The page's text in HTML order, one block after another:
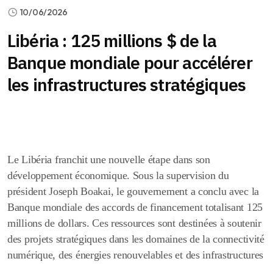
10/06/2026
Libéria : 125 millions $ de la
Banque mondiale pour accélérer
les infrastructures stratégiques
Le Libéria franchit une nouvelle étape dans son
développement économique. Sous la supervision du
président Joseph Boakai, le gouvernement a conclu avec la
Banque mondiale des accords de financement totalisant 125
millions de dollars. Ces ressources sont destinées à soutenir
des projets stratégiques dans les domaines de la connectivité
numérique, des énergies renouvelables et des infrastructures